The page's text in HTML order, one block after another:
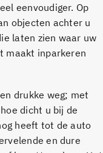
eenvoudiger. Op
objecten achter u
laten zien waar uw
maakt inparkeren
drukke weg; met
dicht u bij de
heeft tot de auto
en dure